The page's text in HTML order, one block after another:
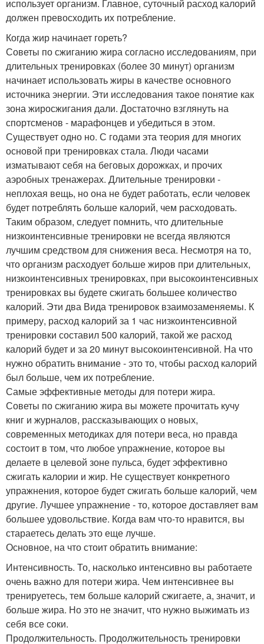
использует организм. Главное, суточный расход калорий
должен превосходить их потребление.
Когда жир начинает гореть?
Советы по сжиганию жира согласно исследованиям, при
длительных тренировках (более 30 минут) организм
начинает использовать жиры в качестве основного
источника энергии. Эти исследования такое понятие как
зона жиросжигания дали. Достаточно взглянуть на
спортсменов - марафонцев и убедиться в этом.
Существует одно но. С годами эта теория для многих
основой при тренировках стала. Люди часами
изматывают себя на беговых дорожках, и прочих
аэробных тренажерах. Длительные тренировки -
неплохая вещь, но она не будет работать, если человек
будет потреблять больше калорий, чем расходовать.
Таким образом, следует помнить, что длительные
низкоинтенсивные тренировки не всегда являются
лучшим средством для снижения веса. Несмотря на то,
что организм расходует больше жиров при длительных,
низкоинтенсивных тренировках, при высокоинтенсивных
тренировках вы будете сжигать большее количество
калорий. Эти два Вида тренировок взаимозаменяемы. К
примеру, расход калорий за 1 час низкоинтенсивной
тренировки составил 500 калорий, такой же расход
калорий будет и за 20 минут высокоинтенсивной. На что
нужно обратить внимание - это то, чтобы расход калорий
был больше, чем их потребление.
Самые эффективные методы для потери жира.
Советы по сжиганию жира вы можете прочитать кучу
книг и журналов, рассказывающих о новых,
современных методиках для потери веса, но правда
состоит в том, что любое упражнение, которое вы
делаете в целевой зоне пульса, будет эффективно
сжигать калории и жир. Не существует конкретного
упражнения, которое будет сжигать больше калорий, чем
другие. Лучшее упражнение - то, которое доставляет вам
большее удовольствие. Когда вам что-то нравится, вы
стараетесь делать это еще лучше.
Основное, на что стоит обратить внимание:
Интенсивность. То, насколько интенсивно вы работаете
очень важно для потери жира. Чем интенсивнее вы
тренируетесь, тем больше калорий сжигаете, а, значит, и
больше жира. Но это не значит, что нужно выжимать из
себя все соки.
Продолжительность. Продолжительность тренировки